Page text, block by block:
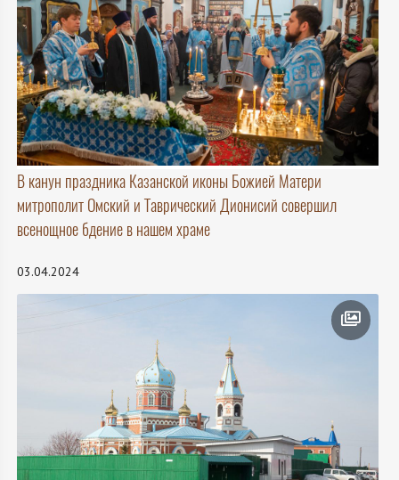
В канун праздника Казанской иконы Божией Матери
митрополит Омский и Таврический Дионисий совершил
всенощное бдение в нашем храме
03.04.2024